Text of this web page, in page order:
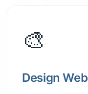
🎨
Design Web